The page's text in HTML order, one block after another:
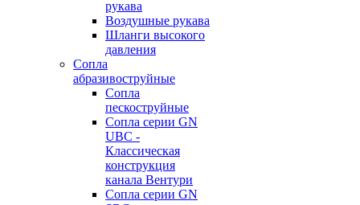
рукава
Воздушные рукава
Шланги высокого
давления
Сопла
абразивоструйные
Сопла
пескоструйные
Сопла серии GN
UBC -
Классическая
конструкция
канала Вентури
Сопла серии GN